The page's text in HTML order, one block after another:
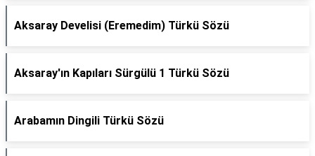
Aksaray Develisi (Eremedim) Türkü Sözü
Aksaray'ın Kapıları Sürgülü 1 Türkü Sözü
Arabamın Dingili Türkü Sözü